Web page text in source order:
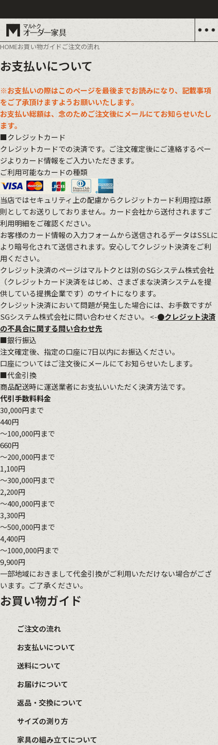
HOMEお買い物ガイド ご注文の流れ
お支払いについて
※お支払いの際はこのページを最後までお読みになり、記載事項
をご了承頂けますようお願いいたします。
お支払い総額は、念のためご注文後にメールにてお知らせいたし
ます。
■クレジットカード
クレジットカードでの決済です。ご注文確定後にご連絡するペー
ジよりカード情報をご入力いただきます。
ご利用可能なカードの種類
当店ではセキュリティ上の配慮からクレジットカード利用控は原
則としてお送りしておりません。カード会社から送付されますご
利用明細をご確認ください。
お客様のカード情報の入力フォームから送信されるデータはSSLに
より暗号化されて送信されます。安心してクレジット決済をご利
用ください。
クレジット決済のページはマルトクとは別のSGシステム株式会社
（クレジットカード決済をはじめ、さまざまな決済システムを提
供している提携企業です）のサイトになります。
クレジット決済において問題が発生した場合には、お手数ですが
SGシステム株式会社に問い合わせください。 <-●クレジット決済
の不具合に関する問い合わせ先
■銀行振込
注文確定後、指定の口座に7日以内にお振込ください。
口座についてはご注文後にメールにてお知らせいたします。
■代金引換
商品配送時に運送業者にお支払いいただく決済方法です。
代引手数料料金
30,000円まで
440円
～100,000円まで
660円
～200,000円まで
1,100円
～300,000円まで
2,200円
～400,000円まで
3,300円
～500,000円まで
4,400円
～1000,000円まで
9,900円
一部地域におきまして代金引換がご利用いただけない場合がござ
います。ご了承ください。
お買い物ガイド
ご注文の流れ
お支払いについて
送料について
お届けについて
返品・交換について
サイズの測り方
家具の組み立てについて